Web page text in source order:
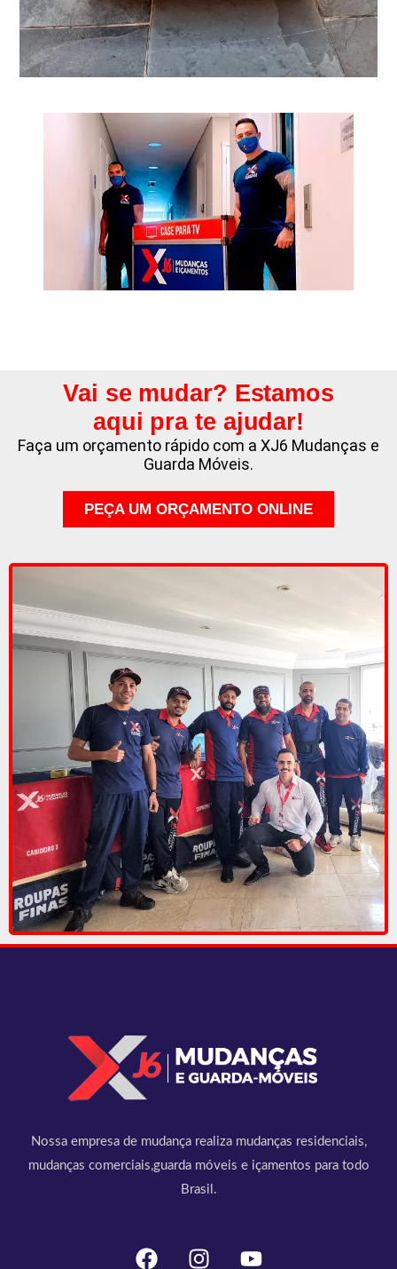
Vai se mudar? Estamos
aqui pra te ajudar!
Faça um orçamento rápido com a XJ6 Mudanças e
Guarda Móveis.
PEÇA UM ORÇAMENTO ONLINE
Nossa empresa de mudança realiza mudanças residenciais,
mudanças comerciais,guarda móveis e içamentos para todo
Brasil.